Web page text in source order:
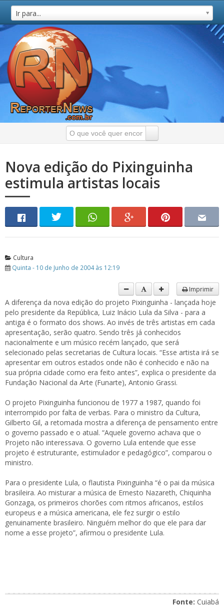
Ir para...
Nova edição do Pixinguinha
estimula artistas locais
Cultura
Quinta - 10 de Junho de 2004 às 12:19
Imprimir
A diferença da nova edição do projeto Pixinguinha - lançada hoje
pelo presidente da República, Luiz Inácio Lula da Silva - para a
antiga é o formato dos shows. Ao invés de três artistas em cada
apresentação, serão quatro. Sendo três já conhecidos
nacionalmente e um músico recém lançado, que será
selecionado pelas secretarias de Cultura locais. “Esse artista irá se
apresentar em outros estados onde não é conhecido e não na
sua própria cidade como era feito antes”, explica o presidente da
Fundação Nacional da Arte (Funarte), Antonio Grassi.
O projeto Pixinguinha funcionou de 1977 a 1987, quando foi
interrompido por falta de verbas. Para o ministro da Cultura,
Gilberto Gil, a retomada mostra a diferença de pensamento entre
o governo passado e o atual. “Aquele governo achava que o
Projeto não interessava. O governo Lula entende que esse
projeto é estruturante, estimulador e pedagógico”, comparou o
ministro.
Para o presidente Lula, o flautista Pixinguinha “é o pai da música
brasileira. Ao misturar a música de Ernesto Nazareth, Chiquinha
Gonzaga, os primeiros chorões com ritmos africanos, estilos
europeus e a música americana, ele fez surgir o estilo
genuinamente brasileiro. Ninguém melhor do que ele para dar
nome a esse projeto”, afirmou o presidente Lula.
Fonte: Cuiabá